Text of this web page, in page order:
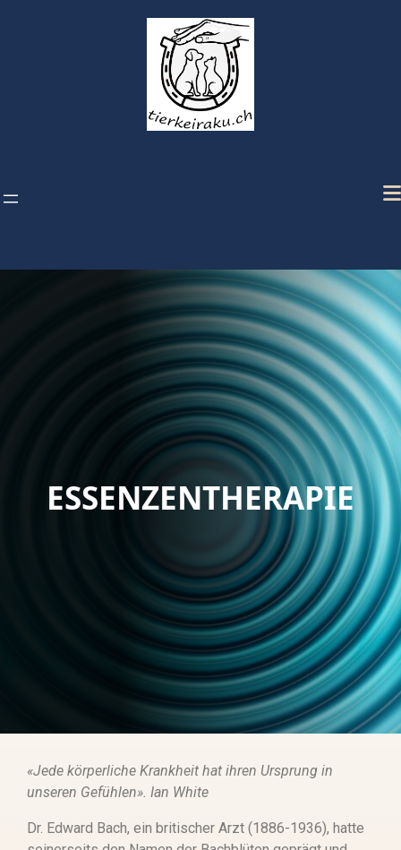
ESSENZENTHERAPIE
«Jede körperliche Krankheit hat ihren Ursprung in
unseren Gefühlen». Ian White
Dr. Edward Bach, ein britischer Arzt (1886-1936), hatte